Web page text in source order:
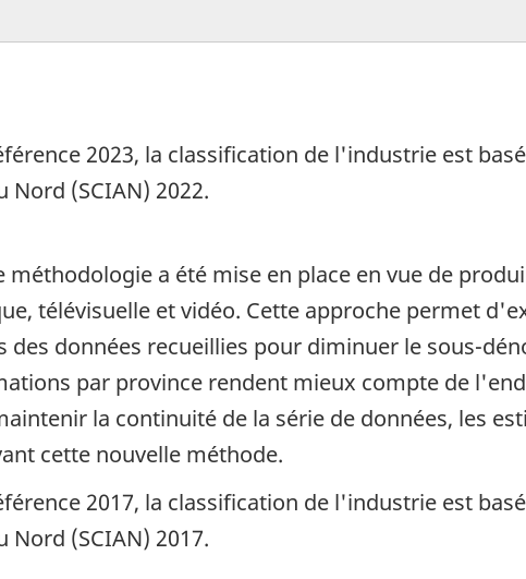
2023, la classification de l'industrie est
(SCIAN) 2022.
a été mise en place en vue de
télévisuelle et vidéo. Cette approche permet
données recueillies pour diminuer le sous-
par province rendent mieux compte de
la continuité de la série de données, les
cette nouvelle méthode.
2017, la classification de l'industrie est
(SCIAN) 2017.